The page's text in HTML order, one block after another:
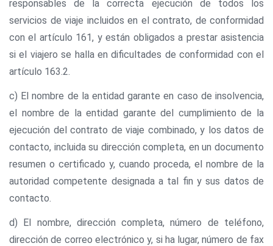
responsables de la correcta ejecución de todos los
servicios de viaje incluidos en el contrato, de conformidad
con el artículo 161, y están obligados a prestar asistencia
si el viajero se halla en dificultades de conformidad con el
artículo 163.2.
c) El nombre de la entidad garante en caso de insolvencia,
el nombre de la entidad garante del cumplimiento de la
ejecución del contrato de viaje combinado, y los datos de
contacto, incluida su dirección completa, en un documento
resumen o certificado y, cuando proceda, el nombre de la
autoridad competente designada a tal fin y sus datos de
contacto.
d) El nombre, dirección completa, número de teléfono,
dirección de correo electrónico y, si ha lugar, número de fax